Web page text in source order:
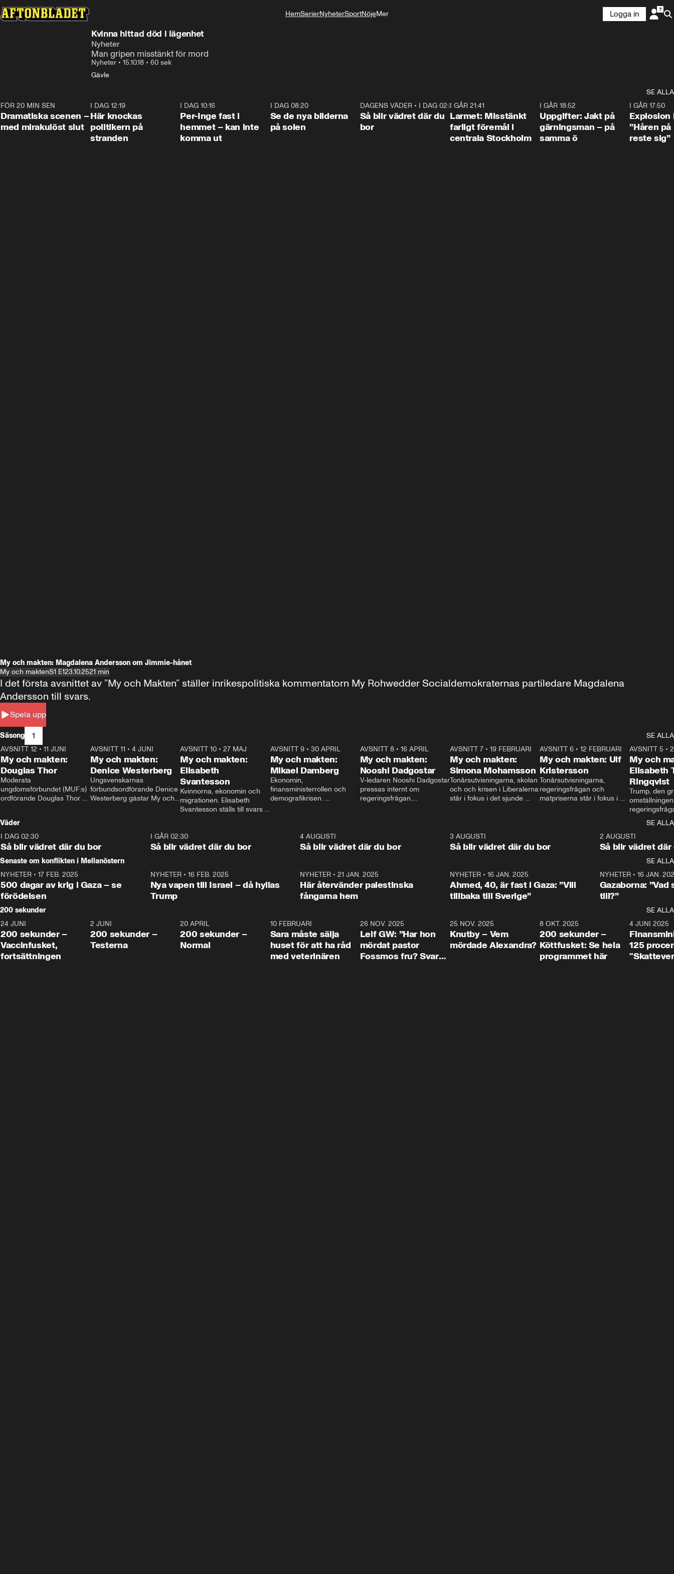
HemSerierNyheterSportNöjeMer
Logga in
Kvinna hittad död i lägenhet
Nyheter
Man gripen misstänkt för mord
Nyheter • 15.10.18 • 60 sek
Gävle
SE ALLA
FÖR 20 MIN SEN
Dramatiska scenen –
med mirakulöst slut
I DAG 12:19
Här knockas
politikern på
stranden
I DAG 10:16
Per-Inge fast i
hemmet – kan inte
komma ut
I DAG 08:20
Se de nya bilderna
på solen
1:06
DAGENS VÄDER• I DAG 02:30
Så blir vädret där du
bor
I GÅR 21:41
Larmet: Misstänkt
farligt föremål i
centrala Stockholm
I GÅR 18:52
Uppgifter: Jakt på
gärningsman – på
samma ö
I GÅR 17:50
Explosion
”Håren
reste sig”
My och makten: Magdalena Andersson om Jimmie-hånet
My och maktenS1 E123.10.2521 min
Spela upp
I det första avsnittet av ”My och Makten” ställer inrikespolitiska kommentatorn My Rohwedder Socialdemokraternas partiledare Magdalena
Andersson till svars.
Säsong 1
SE ALLA
26:27
AVSNITT 12 • 11 JUNI
My och makten:
Douglas Thor
Moderata
ungdomsförbundet (MUF:s)
ordförande Douglas Thor
tonårsutvisningarna och hur
Moderaterna ska locka
väljare till valet i höst.
23:40
AVSNITT 11 •4 JUNI
My och makten:
Denice Westerberg
Ungsvenskarnas
förbundsordförande Denice
Westerberg gästar My och
AVSNITT 10 •27 MAJ
My och makten:
Elisabeth
Svantesson
Kvinnorna, ekonomin och
migrationen. Elisabeth
Svantesson ställs till svars
AVSNITT 9• 30 APRIL
My och makten:
Mikael Damberg
Ekonomin,
finansministerrollen och
demografikrisen.
och Makten.
AVSNITT 8• 16 APRIL
My och makten:
Nooshi Dadgostar
V-ledaren Nooshi Dadgostar
pressas internt om
regeringsfrågan.
– Vi ställer upp i val. Ska vi
vara med så sitter vi förstås
24:30
AVSNITT 7• 19 FEBRUARI
My och makten:
Simona Mohamsson
Tonårsutvisningarna, skolan
och och krisen i Liberalerna
står i fokus i det sjunde
kommentator My
Rohwedder ställer
utbildnings- och
Mohamsson till svars.
27:30
AVSNITT 6 •12 FEBRUARI
My och makten: Ulf
Kristersson
Tonårsutvisningarna,
regeringsfrågan och
matpriserna står i fokus i
Rohwedder ställer
statsminister Ulf Kristersson
AVSNITT 5 •
My och
Elisabeth
Ringqvist
Trump, den
centrum i
avsnittet av
Makten”. Se
Aftonbladets
Rohwedder
Thand Ring
Väder
SE ALLA
I DAG 02:30
Så blir vädret där du bor
1:06
I GÅR 02:30
Så blir vädret där du bor
4 AUGUSTI
Så blir vädret där du bor
3 AUGUSTI
Så blir vädret där du bor
2 AUGUSTI
Så blir vädret där
Senaste om konflikten i Mellanöstern
SE ALLA
NYHETER • 17 FEB. 2025
500 dagar av krig i Gaza – se
förödelsen
NYHETER• 16 FEB. 2025
Nya vapen till Israel – då hyllas
Trump
NYHETER •21 JAN. 2025
Här återvänder palestinska
fångarna hem
NYHETER• 16 JAN. 2025
Ahmed, 40, är fast i Gaza: ”Vill
tillbaka till Sverige”
NYHETER• 16 JAN.
Gazaborna:
till?”
200 sekunder
SE ALLA
5:00
24 JUNI
200 sekunder –
Vaccinfusket,
fortsättningen
4:23
2 JUNI
200 sekunder –
Testerna
20 APRIL
200 sekunder –
Normal
10 FEBRUARI
Sara måste sälja
huset för att ha råd
med veterinären
26 NOV. 2025
Leif GW: ”Har hon
mördat pastor
Fossmos fru? Svar
31:05
25 NOV. 2025
Knutby – Vem
mördade Alexandra?
4:29
8 OKT. 2025
200 sekunder –
Köttfusket: Se hela
programmet här
4 JUNI 2025
125